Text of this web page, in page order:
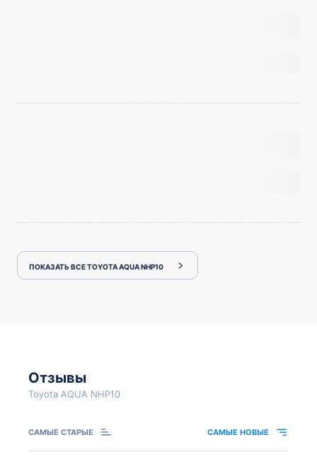
ПОКАЗАТЬ ВСЕ TOYOTA AQUA NHP10
Отзывы
Toyota AQUA NHP10
САМЫЕ СТАРЫЕ САМЫЕ НОВЫЕ